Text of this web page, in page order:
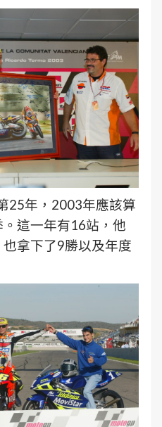
25年，2003年應該算
這一年有16站，他
拿下了9勝以及年度